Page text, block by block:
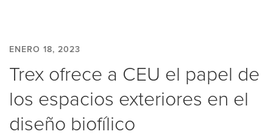
ENERO 18, 2023
Trex ofrece a CEU el papel de
los espacios exteriores en el
diseño biofílico